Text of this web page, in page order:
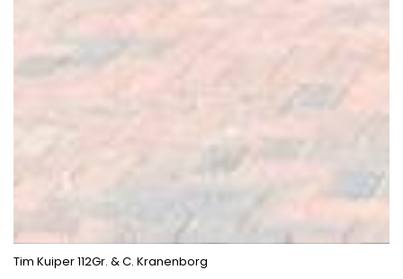
Tim Kuiper 112Gr. & C. Kranenborg